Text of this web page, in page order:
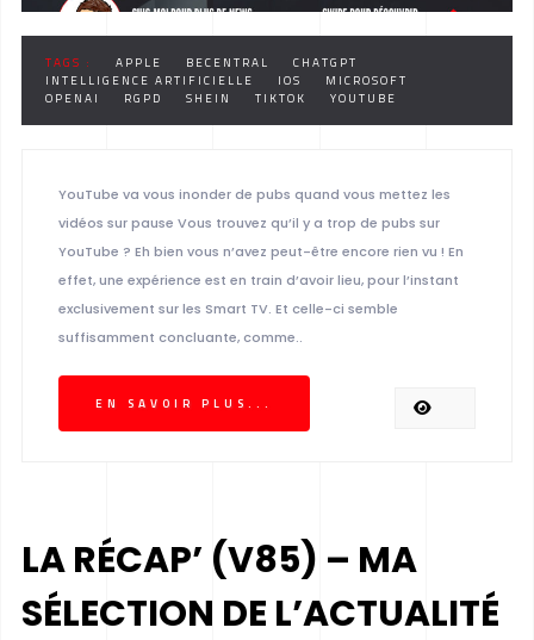
TAGS : APPLE BECENTRAL
CHATGPT
INTELLIGENCE ARTIFICIELLE
IOS
MICROSOFT
OPENAI
RGPD SHEIN TIKTOK YOUTUBE
YouTube va vous inonder de pubs quand vous mettez les
vidéos sur pause Vous trouvez qu’il y a trop de pubs sur
YouTube ? Eh bien vous n’avez peut-être encore rien vu ! En
effet, une expérience est en train d’avoir lieu, pour l’instant
exclusivement sur les Smart TV. Et celle-ci semble
suffisamment concluante, comme..
EN SAVOIR PLUS...
LA RÉCAP’ (V85) – MA
SÉLECTION DE L’ACTUALITÉ